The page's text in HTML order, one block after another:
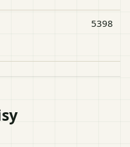
5398